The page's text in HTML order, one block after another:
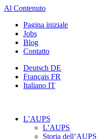
Al Contenuto
Pagina iniziale
Jobs
Blog
Contatto
Deutsch DE
Français FR
Italiano IT
L’AUPS
L’AUPS
Storia dell’AUPS